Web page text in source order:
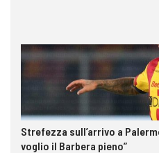
Strefezza sull’arrivo a
voglio il Barbera pieno”